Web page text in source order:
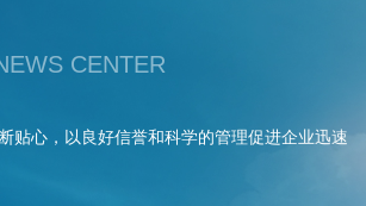
CENTER
贴心，以良好信誉和科学的管理促进企业迅速